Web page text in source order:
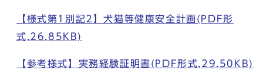
【様式第1別記2】犬猫等健康安全計画(PDF形
式,26.85KB)
【参考様式】実務経験証明書(PDF形式,29.50KB)